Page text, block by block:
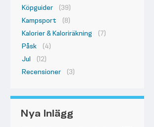
Köpguider
(39)
Kampsport
(8)
Kalorier & Kaloriräkning
(7)
Påsk
(4)
Jul
(12)
Recensioner
(3)
Nya Inlägg